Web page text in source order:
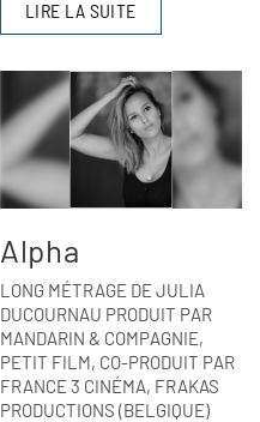
LIRE LA SUITE
Alpha
LONG MÉTRAGE DE JULIA
DUCOURNAU PRODUIT PAR
MANDARIN & COMPAGNIE,
PETIT FILM, CO-PRODUIT PAR
FRANCE 3 CINÉMA, FRAKAS
PRODUCTIONS (BELGIQUE)